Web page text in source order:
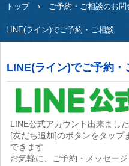
トップ › ご予約・ご相談のお問
LINE(ライン)でご予約・ご相談
LINE(ライン)でご予約・
LINE公式アカウント出来ました
[友だち追加]のボタンをタップ
できます
お気軽に、ご予約・メッセー